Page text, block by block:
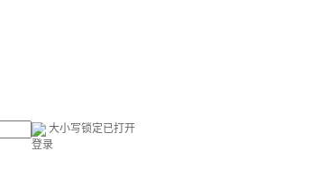
大小写锁定已打开
登录